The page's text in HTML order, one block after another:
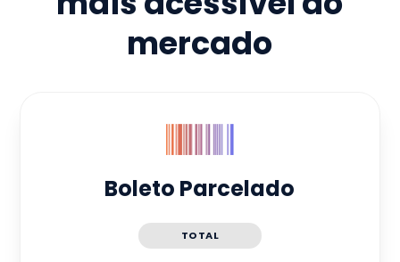
mercado
Boleto Parcelado
TOTAL